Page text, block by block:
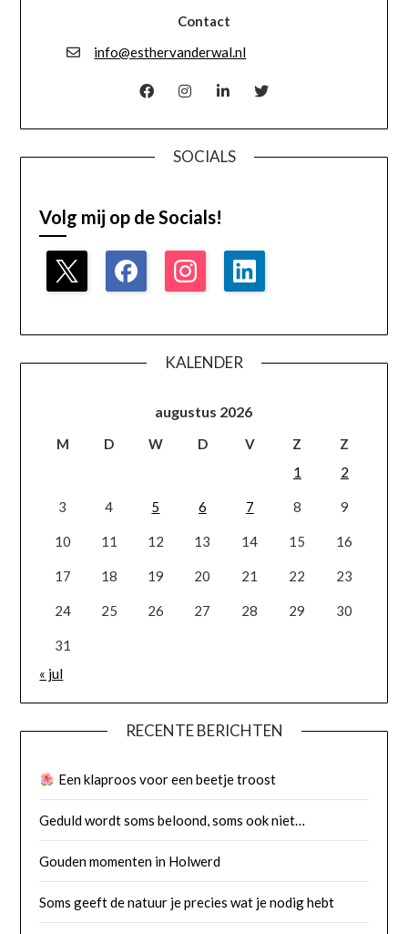
Contact
info@esthervanderwal.nl
SOCIALS
Volg mij op de Socials!
KALENDER
augustus 2026
M D W D V Z
Z
1
2
3 4 5 6 7 8 9
10 11 12 13 14 15 16
17 18 19 20 21 22 23
24 25 26 27 28 29 30
31
« jul
RECENTE BERICHTEN
Een klaproos voor een beetje troost
Geduld wordt soms beloond, soms ook niet…
Gouden momenten in Holwerd
Soms geeft de natuur je precies wat je nodig hebt